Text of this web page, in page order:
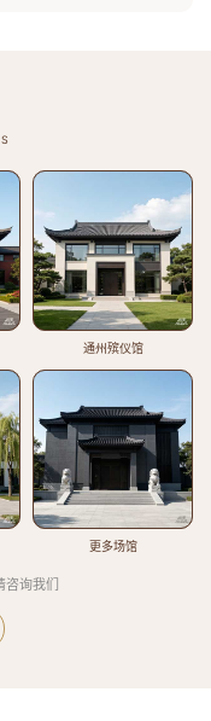
通州殡仪馆
更多场馆
询我们